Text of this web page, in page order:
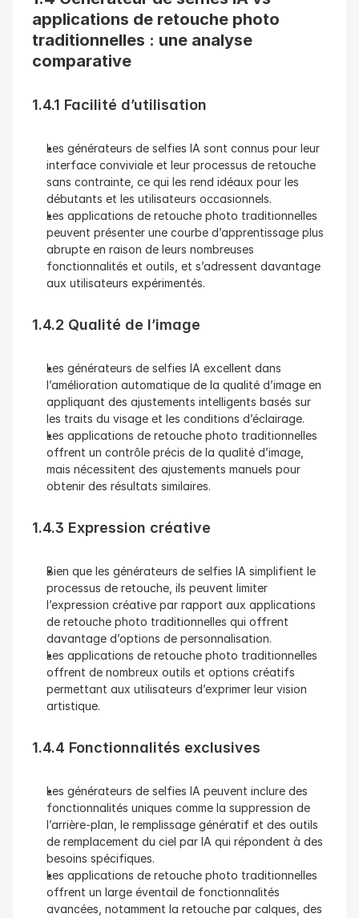
applications de retouche photo
traditionnelles : une analyse
comparative
1.4.1 Facilité d’utilisation
Les générateurs de selfies IA sont connus pour leur
interface conviviale et leur processus de retouche
sans contrainte, ce qui les rend idéaux pour les
débutants et les utilisateurs occasionnels.
Les applications de retouche photo traditionnelles
peuvent présenter une courbe d’apprentissage plus
abrupte en raison de leurs nombreuses
fonctionnalités et outils, et s’adressent davantage
aux utilisateurs expérimentés.
1.4.2 Qualité de l’image
Les générateurs de selfies IA excellent dans
l’amélioration automatique de la qualité d’image en
appliquant des ajustements intelligents basés sur
les traits du visage et les conditions d’éclairage.
Les applications de retouche photo traditionnelles
offrent un contrôle précis de la qualité d’image,
mais nécessitent des ajustements manuels pour
obtenir des résultats similaires.
1.4.3 Expression créative
Bien que les générateurs de selfies IA simplifient le
processus de retouche, ils peuvent limiter
l’expression créative par rapport aux applications
de retouche photo traditionnelles qui offrent
davantage d’options de personnalisation.
Les applications de retouche photo traditionnelles
offrent de nombreux outils et options créatifs
permettant aux utilisateurs d’exprimer leur vision
artistique.
1.4.4 Fonctionnalités exclusives
Les générateurs de selfies IA peuvent inclure des
fonctionnalités uniques comme la suppression de
l’arrière-plan, le remplissage génératif et des outils
de remplacement du ciel par IA qui répondent à des
besoins spécifiques.
Les applications de retouche photo traditionnelles
offrent un large éventail de fonctionnalités
avancées, notamment la retouche par calques, des